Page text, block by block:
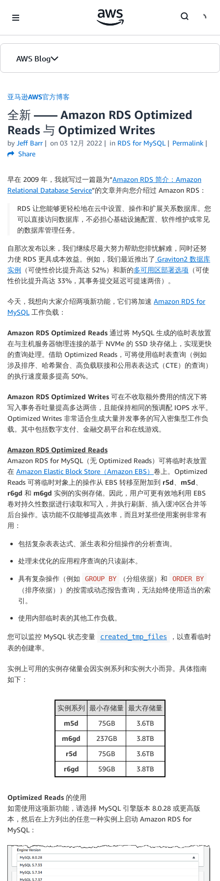
AWS Blog
首页
版本
亚马逊AWS官方博客
全新 —— Amazon RDS Optimized
Reads 与 Optimized Writes
by Jeff Barr on 03 12月 2022 in RDS for MySQL
Permalink
Share
早在 2009 年，我就写过一篇题为“Amazon RDS 简介：Amazon
Relational Database Service”的文章并向您介绍过 Amazon RDS：
RDS 让您能够更轻松地在云中设置、操作和扩展关系数据库。您
可以直接访问数据库，不必担心基础设施配置、软件维护或常见
的数据库管理任务。
自那次发布以来，我们继续尽最大努力帮助您排忧解难，同时还努
力使 RDS 更具成本效益。例如，我们最近推出了 Graviton2 数据库
实例 （可使性价比提升高达 52%）和新的多可用区部署选项 （可使
性价比提升高达 33%，其事务提交延迟可提速两倍）。
今天，我想向大家介绍两项新功能，它们将加速 Amazon RDS for
MySQL 工作负载：
Amazon RDS Optimized Reads 通过将 MySQL 生成的临时表放置
在与主机服务器物理连接的基于 NVMe 的 SSD 块存储上，实现更快
的查询处理。借助 Optimized Reads，可将使用临时表查询（例如
涉及排序、哈希聚合、高负载联接和公用表表达式（CTE）的查询）
的执行速度最多提高 50%。
Amazon RDS Optimized Writes 可在不收取额外费用的情况下将
写入事务吞吐量提高多达两倍，且能保持相同的预调配 IOPS 水平。
Optimized Writes 非常适合生成大量并发事务的写入密集型工作负
载。其中包括数字支付、金融交易平台和在线游戏。
Amazon RDS Optimized Reads
Amazon RDS for MySQL（无 Optimized Reads）可将临时表放置
在 Amazon Elastic Block Store（Amazon EBS） 卷上。Optimized
Reads 可将临时对象上的操作从 EBS 转移至附加到 r5d m5d
r6gd 和 m6gd 实例的实例存储。因此，用户可更有效地利用 EBS
卷对持久性数据进行读取和写入，并执行刷新、插入缓冲区合并等
后台操作。该功能不仅能够提高效率，而且对某些使用案例非常有
用：
包括复杂表表达式、派生表和分组操作的分析查询。
处理未优化的应用程序查询的只读副本。
具有复杂操作（例如 GROUP BY （分组依据）和 ORDER BY
（排序依据））的按需或动态报告查询 ，无法始终使用适当的索
引。
使用内部临时表的其他工作负载。
您可以监控 MySQL 状态变量 created_tmp_files
，以查看临时
表的创建率。
实例上可用的实例存储量会因实例系列和实例大小而异。具体指南
如下：
实例系列 最小存储量 最大存储量
m5d
75GB
3.6TB
m6gd
237GB
3.8TB
r5d
75GB
3.6TB
r6gd
59GB 3.8TB
Optimized Reads 的使用
如需使用这项新功能，请选择 MySQL 引擎版本 8.0.28 或更高版
本，然后在上方列出的任意一种实例上启动 Amazon RDS for
MySQL：